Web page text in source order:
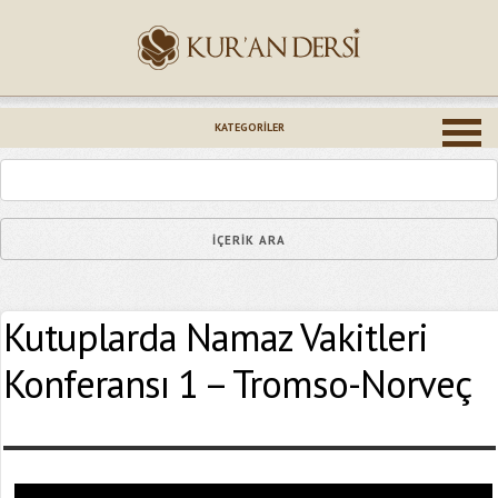
KATEGORILER
Kutuplarda Namaz Vakitleri
Konferansı 1 – Tromso-Norveç
Epostanız (*)
Yaşadığınız Hatanın Ayrıntıları